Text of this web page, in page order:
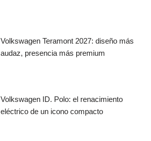
Volkswagen Teramont 2027: diseño más
audaz, presencia más premium
Volkswagen ID. Polo: el renacimiento
eléctrico de un icono compacto